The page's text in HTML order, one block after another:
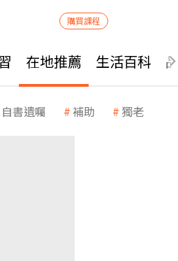
購買課程
在地推薦 生活百科
自書遺囑 補助 獨老